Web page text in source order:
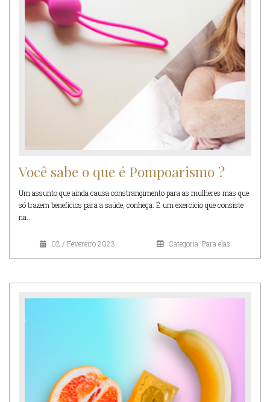
Você sabe o que é Pompoarismo ?
Um assunto que ainda causa constrangimento para as mulheres mas que
só trazem benefícios para a saúde, conheça: É um exercício que consiste
na...
02 / Fevereiro 2023 Categoria: Para elas